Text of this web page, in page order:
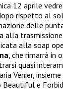
12 aprile
rispetto al
delle
alla
alla soap
, che rimarrà in
quasi
Venier,
Beautiful e